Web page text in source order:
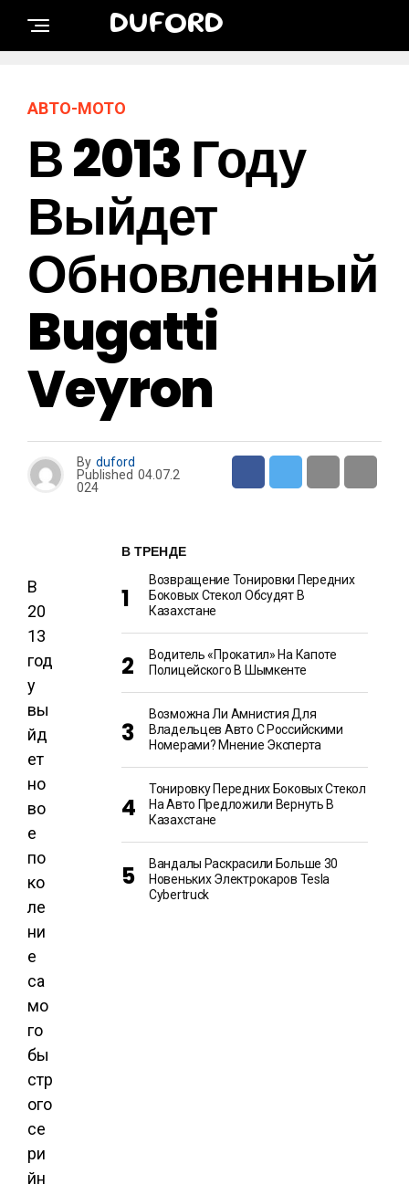
DUFORD
АВТО-МОТО
В 2013 Году
Выйдет
Обновленный
Bugatti
Veyron
By duford
Published 04.07.2
024
В
20
13
год
у
вы
йд
ет
но
во
е
по
ко
ле
ни
е
са
мо
го
бы
стр
ого
се
ри
йн
В ТРЕНДЕ
Возвращение Тонировки Передних
Боковых Стекол Обсудят В
Казахстане
Водитель «прокатил» На Капоте
Полицейского В Шымкенте
Возможна Ли Амнистия Для
Владельцев Авто С Российскими
Номерами? Мнение Эксперта
Тонировку Передних Боковых Стекол
На Авто Предложили Вернуть В
Казахстане
Вандалы Раскрасили Больше 30
Новеньких Электрокаров Tesla
Cybertruck